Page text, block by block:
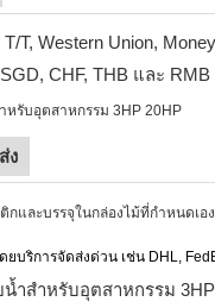
T/T, Western Union,
CHF, THB และ
ง
และบรรจุในกล่องไม้ที่กำหนดเอง
บริการจัดส่งด่วน เช่น DHL,